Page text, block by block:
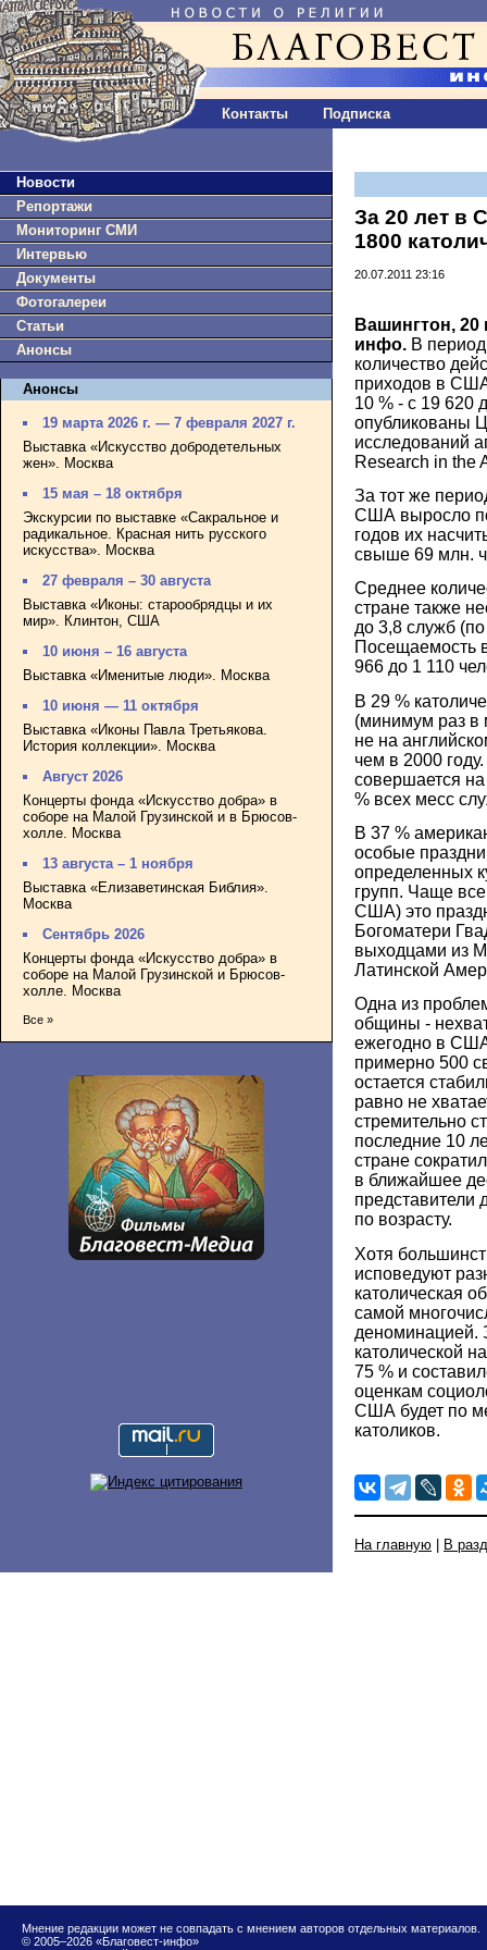
Контакты Подписка
Новости
Репортажи
Мониторинг СМИ
Интервью
Документы
Фотогалереи
Статьи
Анонсы
Анонсы
19 марта 2026 г. — 7 февраля 2027 г.
Выставка «Искусство добродетельных
жен». Москва
15 мая – 18 октября
Экскурсии по выставке «Сакральное и
радикальное. Красная нить русского
искусства». Москва
27 февраля – 30 августа
Выставка «Иконы: старообрядцы и их
мир». Клинтон, США
10 июня – 16 августа
Выставка «Именитые люди». Москва
10 июня — 11 октября
Выставка «Иконы Павла Третьякова.
История коллекции». Москва
Август 2026
Концерты фонда «Искусство добра» в
соборе на Малой Грузинской и в Брюсов-
холле. Москва
13 августа – 1 ноября
Выставка «Елизаветинская Библия».
Москва
Сентябрь 2026
Концерты фонда «Искусство добра» в
соборе на Малой Грузинской и Брюсов-
холле. Москва
Все »
За 20 лет в
1800
20.07.2011 23:16
Вашингтон, 20
инфо. В
количество
приходов в
10 % - с 19 620
опубликованы
исследований
Research in the
За тот же
США выросло
годов их
свыше 69 млн.
Среднее
стране также
до 3,8 служб
Посещаемость
966 до 1 110
В 29 %
(минимум раз в
не на
чем в 2000
совершается
% всех месс
В 37 %
особые
определенных
групп. Чаще
США) это
Богоматери
выходцами из
Латинской
Одна из
общины -
ежегодно в
примерно 500
остается
равно не
стремительно
последние 10
стране
в ближайшее
представители
по возрасту.
Хотя
исповедуют
католическая
самой
деноминацией.
католической
75 % и
оценкам
США будет по
католиков.
На главную В
Мнение редакции может не совпадать с мнением авторов отдельных материалов.
© 2005–2026 «Благовест-инфо»